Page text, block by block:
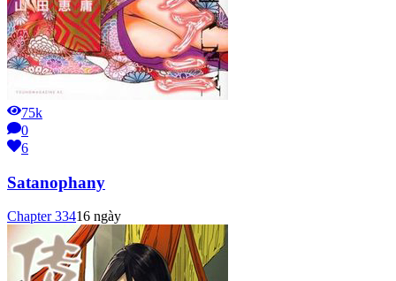
75k
0
6
Satanophany
Chapter33416 ngày